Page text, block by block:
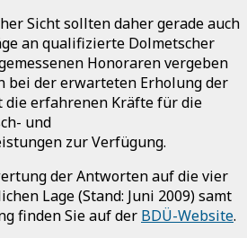
Sicht sollten daher gerade auch
an qualifizierte Dolmetscher
Honoraren vergeben
bei der erwarteten Erholung der
die erfahrenen Kräfte für die
und
zur Verfügung.
der Antworten auf die vier
Lage (Stand: Juni 2009) samt
finden Sie auf der BDÜ-Website.